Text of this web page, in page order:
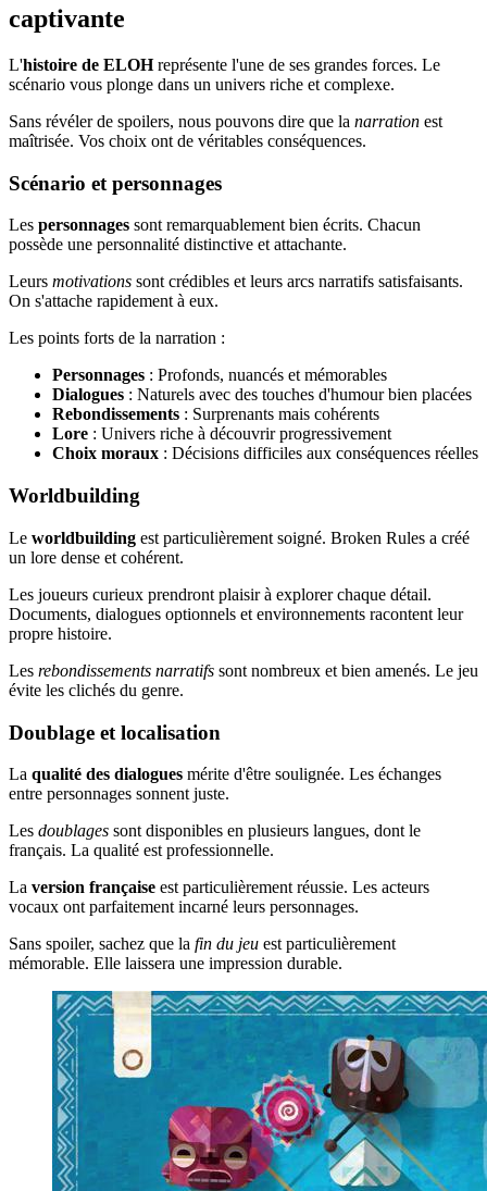
captivante
L'histoire de ELOHreprésente l'une de ses grandes forces. Le
scénario vous plonge dans un univers riche et complexe.
Sans révéler de spoilers, nous pouvons dire que la narration est
maîtrisée. Vos choix ont de véritables conséquences.
Scénario et personnages
Les personnages sont remarquablement bien écrits. Chacun
possède une personnalité distinctive et attachante.
Leurs motivations sont crédibles et leurs arcs narratifs satisfaisants.
On s'attache rapidement à eux.
Les points forts de la narration :
Personnages : Profonds, nuancés et mémorables
Dialogues : Naturels avec des touches d'humour bien placées
Rebondissements : Surprenants mais cohérents
Lore : Univers riche à découvrir progressivement
Choix moraux : Décisions difficiles aux conséquences réelles
Worldbuilding
Le worldbuilding est particulièrement soigné. Broken Rules a créé
un lore dense et cohérent.
Les joueurs curieux prendront plaisir à explorer chaque détail.
Documents, dialogues optionnels et environnements racontent leur
propre histoire.
Les rebondissements narratifs sont nombreux et bien amenés. Le jeu
évite les clichés du genre.
Doublage et localisation
La qualité des dialogues mérite d'être soulignée. Les échanges
entre personnages sonnent juste.
Les doublages sont disponibles en plusieurs langues, dont le
français. La qualité est professionnelle.
La version française est particulièrement réussie. Les acteurs
vocaux ont parfaitement incarné leurs personnages.
Sans spoiler, sachez que la fin du jeu est particulièrement
mémorable. Elle laissera une impression durable.